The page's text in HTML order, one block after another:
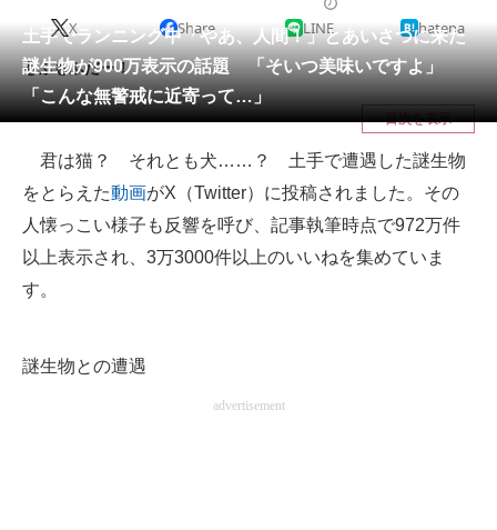
会員記事
メディア
注目記事を集めた総合ページ
ITの今と未来を見通す
スマホと通信の最新トレンド
進化するPCとデバイスの未来
ビジネスと働き方のヒント
土手でランニング中「やあ、人間！」とあいさつに来た
謎生物が900万表示の話題 「そいつ美味いですよ」
「こんな無警戒に近寄って…」
X Share LINE hatena
もふもふだー！
目次を表示
君は猫？ それとも犬……？ 土手で遭遇した謎生物
をとらえた動画がX（Twitter）に投稿されました。その
人懐っこい様子も反響を呼び、記事執筆時点で972万件
以上表示され、3万3000件以上のいいねを集めていま
す。
謎生物との遭遇
advertisement